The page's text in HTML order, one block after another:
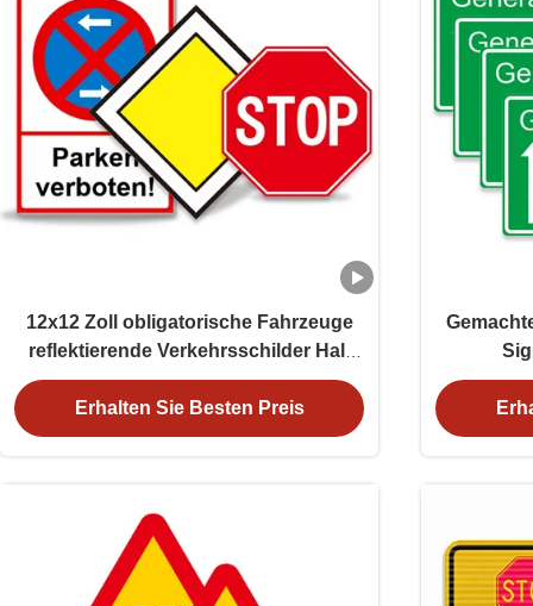
12x12 Zoll obligatorische Fahrzeuge
reflektierende Verkehrsschilder Halt
für die Straße
Erhalten Sie Besten Preis